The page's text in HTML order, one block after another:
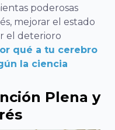
poderosas
mejorar el estado
el deterioro
qué a tu cerebro
la ciencia
Plena y